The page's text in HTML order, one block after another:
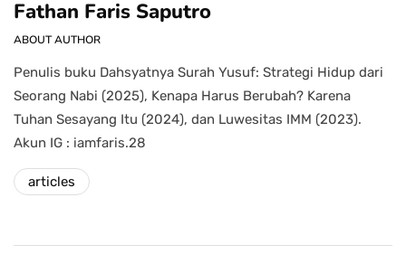
Fathan Faris Saputro
ABOUT AUTHOR
Penulis buku Dahsyatnya Surah Yusuf: Strategi Hidup dari
Seorang Nabi (2025), Kenapa Harus Berubah? Karena
Tuhan Sesayang Itu (2024), dan Luwesitas IMM (2023).
Akun IG : iamfaris.28
articles